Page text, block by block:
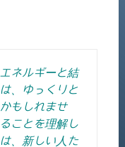
ネルギーと結
、ゆっくりと
もしれませ
ことを理解し
、新しい人た